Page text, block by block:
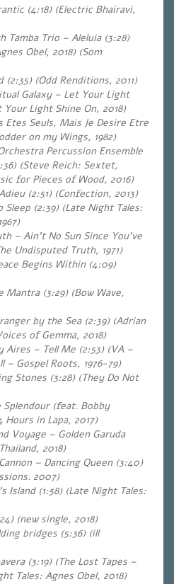
(4:18) (Electric Bhairavi,
Tamba Trio – Aleluia (3:28)
Obel, 2018) (Som
(2:35) (Odd Renditions, 2011)
Galaxy – Let Your Light
Your Light Shine On, 2018)
Etes Seuls, Mais Je Desire Etre
on my Wings, 1982)
Percussion Ensemble
(Steve Reich: Sextet,
for Pieces of Wood, 2016)
(2:51) (Confection, 2013)
Sleep (2:39) (Late Night Tales:
– Ain’t No Sun Since You’ve
Undisputed Truth, 1971)
Begins Within (4:09)
(3:29) (Bow Wave,
by the Sea (2:39) (Adrian
of Gemma, 2018)
Aires – Tell Me (2:53) (VA –
– Gospel Roots, 1976-79)
Stones (3:28) (They Do Not
Splendour (feat. Bobby
Hours in Lapa, 2017)
Voyage – Golden Garuda
2018)
– Dancing Queen (3:40)
2007)
Island (1:58) (Late Night Tales:
(new single, 2018)
bridges (5:36) (ill
(3:19) (The Lost Tapes –
Tales: Agnes Obel, 2018)